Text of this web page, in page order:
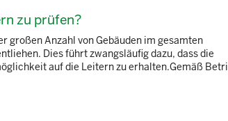
zu prüfen?
großen Anzahl von Gebäuden im gesamten
Dies führt zwangsläufig dazu, dass die
auf die Leitern zu erhalten.Gemäß Betri